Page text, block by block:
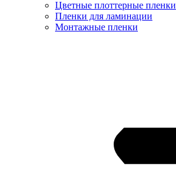
Цветные плоттерные пленки
Пленки для ламинации
Монтажные пленки